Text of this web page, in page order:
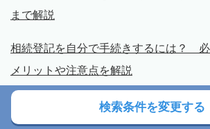
まで解説
相続登記を自分で手続きするには？
メリットや注意点を解説
相続登記にかかる費用は？ 司法書士報
得費用、税金を解説
検索条件を変更する